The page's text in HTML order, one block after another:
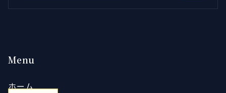
Menu
ホーム